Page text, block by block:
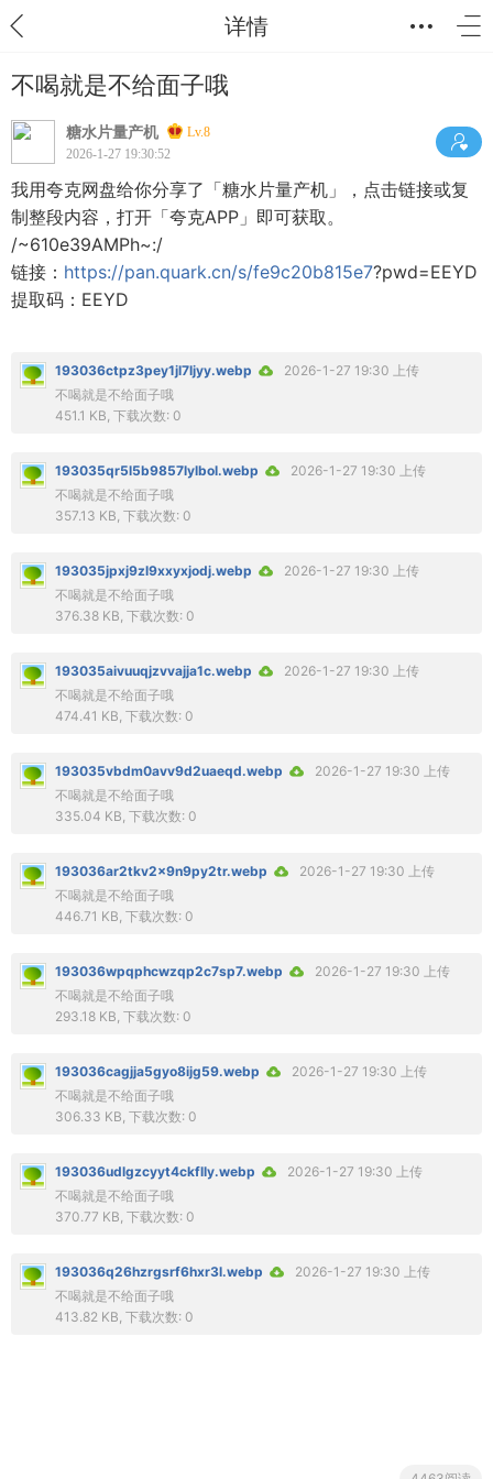
详情
不喝就是不给面子哦
糖水片量产机
Lv.8
2026-1-27 19:30:52
我用夸克网盘给你分享了「糖水片量产机」，点击链接或复
制整段内容，打开「夸克APP」即可获取。
/~610e39AMPh~:/
链接： https://pan.quark.cn/s/fe9c20b815e7?pwd=EEYD
提取码：EEYD
193036ctpz3pey1jl7ljyy.webp
2026-1-27 19:30 上传
不喝就是不给面子哦
451.1 KB, 下载次数: 0
193035qr5l5b9857lylbol.webp
2026-1-27 19:30 上传
不喝就是不给面子哦
357.13 KB, 下载次数: 0
193035jpxj9zl9xxyxjodj.webp
2026-1-27 19:30 上传
不喝就是不给面子哦
376.38 KB, 下载次数: 0
193035aivuuqjzvvajja1c.webp
2026-1-27 19:30 上传
不喝就是不给面子哦
474.41 KB, 下载次数: 0
193035vbdm0avv9d2uaeqd.webp
2026-1-27 19:30 上传
不喝就是不给面子哦
335.04 KB, 下载次数: 0
193036ar2tkv2x9n9py2tr.webp
2026-1-27 19:30 上传
不喝就是不给面子哦
446.71 KB, 下载次数: 0
193036wpqphcwzqp2c7sp7.webp
2026-1-27 19:30 上传
不喝就是不给面子哦
293.18 KB, 下载次数: 0
193036cagjja5gyo8ijg59.webp
2026-1-27 19:30 上传
不喝就是不给面子哦
306.33 KB, 下载次数: 0
193036udlgzcyyt4ckflly.webp
2026-1-27 19:30 上传
不喝就是不给面子哦
370.77 KB, 下载次数: 0
193036q26hzrgsrf6hxr3l.webp
2026-1-27 19:30 上传
不喝就是不给面子哦
413.82 KB, 下载次数: 0